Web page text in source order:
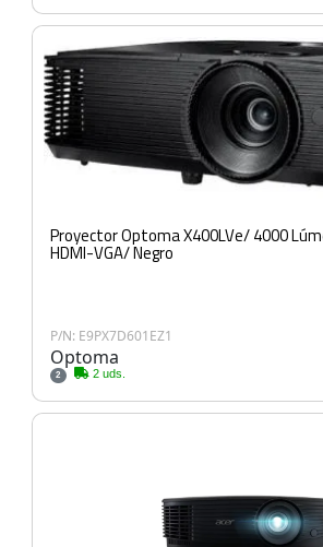
Proyector Optoma X400LVe/ 4000
HDMI-VGA/ Negro
P/N: E9PX7D601EZ1
Optoma
2 2 uds.